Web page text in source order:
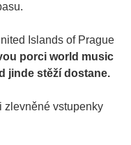
Islands of Prague
porci world music
jinde stěží dostane.
zlevněné vstupenky